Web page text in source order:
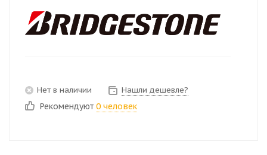
Нет в наличии Нашли дешевле?
Рекомендуют 0 человек